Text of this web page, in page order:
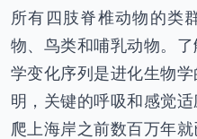
所有四肢脊椎动物的类
物、鸟类和哺乳动物。
学变化序列是进化生物
明，关键的呼吸和感觉
爬上海岸之前数百万年